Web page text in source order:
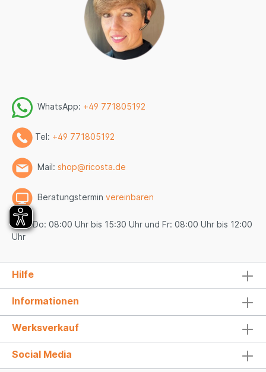
WhatsApp: +49 771805192
Tel: +49 771805192
Mail: shop@ricosta.de
Beratungstermin vereinbaren
Mo - Do: 08:00 Uhr bis 15:30 Uhr und Fr: 08:00 Uhr bis 12:00
Uhr
Hilfe
Informationen
Werksverkauf
Social Media